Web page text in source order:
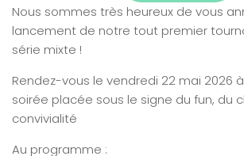
Nous sommes très heureux de vous
lancement de notre tout premier
série mixte !
Rendez-vous le vendredi 22 mai 2026
soirée placée sous le signe du fun, du
convivialité
Au programme :